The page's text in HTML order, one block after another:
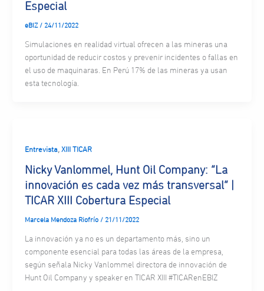
Especial
eBIZ / 24/11/2022
Simulaciones en realidad virtual ofrecen a las mineras una
oportunidad de reducir costos y prevenir incidentes o fallas en
el uso de maquinaras. En Perú 17% de las mineras ya usan
esta tecnología.
Entrevista, XIII TICAR
Nicky Vanlommel, Hunt Oil Company: “La
innovación es cada vez más transversal” |
TICAR XIII Cobertura Especial
Marcela Mendoza Riofrío / 21/11/2022
La innovación ya no es un departamento más, sino un
componente esencial para todas las áreas de la empresa,
según señala Nicky Vanlommel directora de innovación de
Hunt Oil Company y speaker en TICAR XIII #TICARenEBIZ